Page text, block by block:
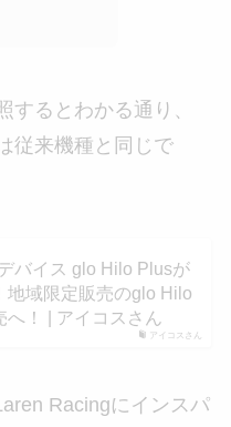
するとわかる通り、
従来機種と同じで
アイコスさん
バイス glo Hilo Plusが
地域限定販売のglo Hilo
へ！ | アイコスさん
Racingにインスパ